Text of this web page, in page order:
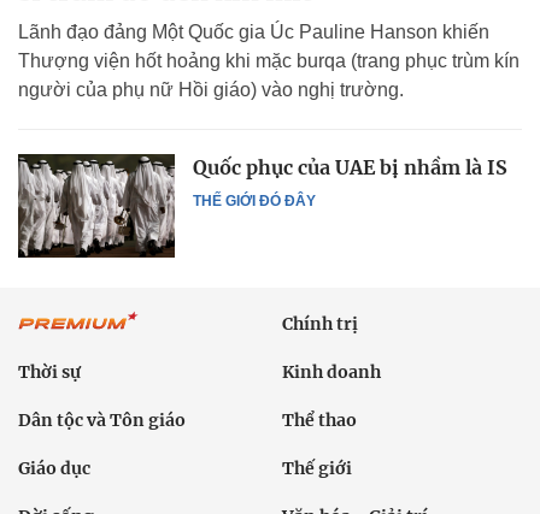
Lãnh đạo đảng Một Quốc gia Úc Pauline Hanson khiến
Thượng viện hốt hoảng khi mặc burqa (trang phục trùm kín
người của phụ nữ Hồi giáo) vào nghị trường.
THẾ GIỚI ĐÓ ĐÂY
Quốc phục của UAE bị nhầm là IS
Chính trị
Thời sự Kinh doanh
Dân tộc và Tôn giáo Thể thao
Giáo dục Thế giới